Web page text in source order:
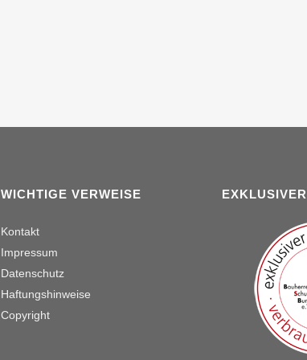
WICHTIGE VERWEISE
Kontakt
Impressum
Datenschutz
Haftungshinweise
Copyright